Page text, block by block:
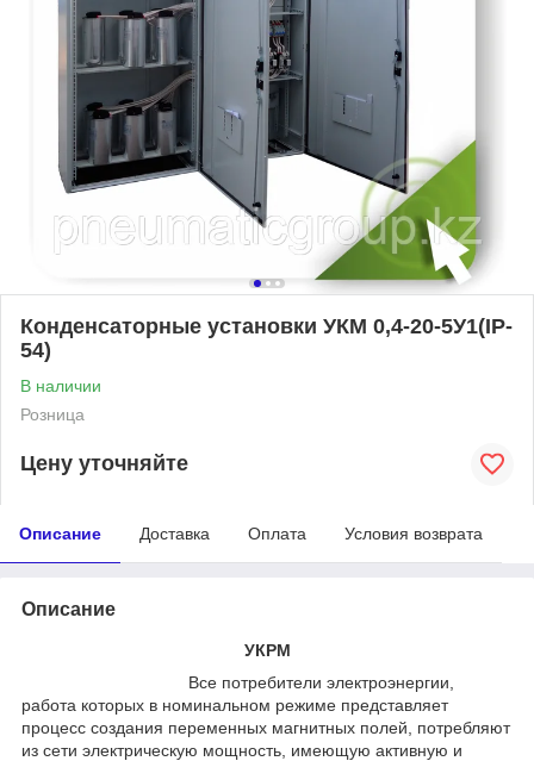
Конденсаторные установки УКМ 0,4-20-5У1(IP-
54)
В наличии
Розница
Цену уточняйте
Описание Доставка Оплата Условия возврата
Описание
УКРМ
Все потребители электроэнергии,
работа которых в номинальном режиме представляет
процесс создания переменных магнитных полей, потребляют
из сети электрическую мощность, имеющую активную и